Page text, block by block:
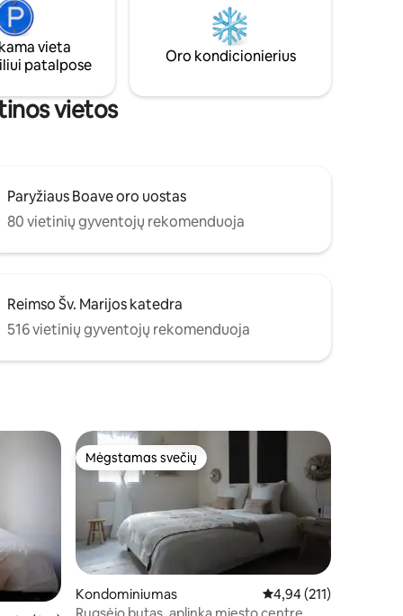
ir
vieta
patalpose
Oro kondicionierius
vietos
Paryžiaus Boave oro uostas
80 vietinių gyventojų rekomenduoja
Reimso Šv. Marijos katedra
516 vietinių gyventojų rekomenduoja
Mėgstamas svečių
Mėgstamas svečių
Kondominiumas Vidutinis įvertinimas:
4,94 (211)